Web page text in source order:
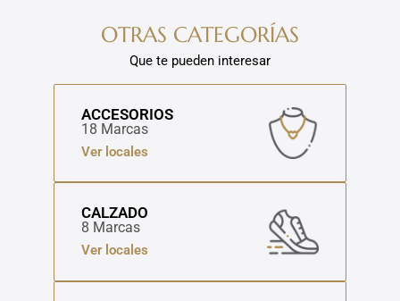
OTRAS CATEGORÍAS
Que te pueden interesar
ACCESORIOS
18 Marcas
Ver locales
CALZADO
8 Marcas
Ver locales